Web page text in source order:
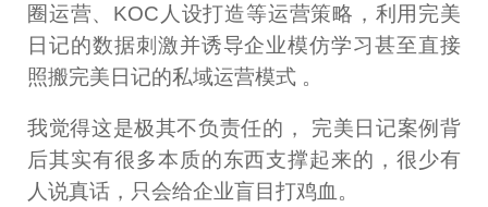
圈运营、KOC人设打造等运营策略，利用完美
日记的数据刺激并诱导企业模仿学习甚至直接
照搬完美日记的私域运营模式 。
我觉得这是极其不负责任的， 完美日记案例背
后其实有很多本质的东西支撑起来的，很少有
人说真话，只会给企业盲目打鸡血。